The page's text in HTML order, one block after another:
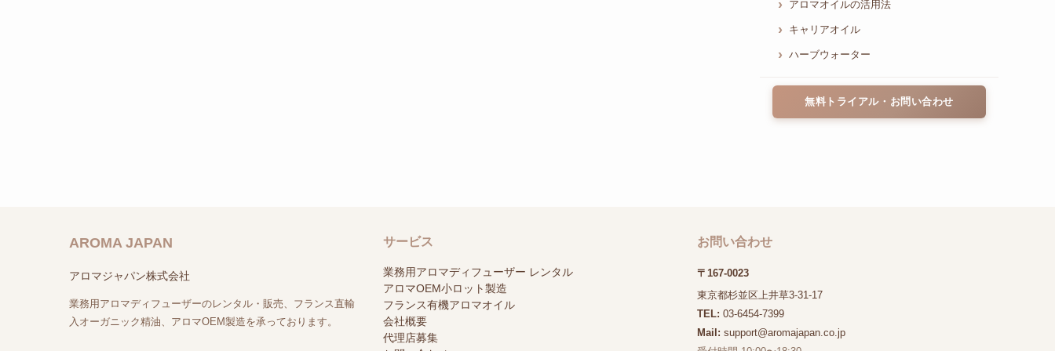
アロマオイルの活用法
キャリアオイル
ハーブウォーター
無料トライアル・お問い合わせ
AROMA JAPAN
アロマジャパン株式会社
業務用アロマディフューザーのレンタル・販売、フランス直輸
入オーガニック精油、アロマOEM製造を承っております。
サービス
業務用アロマディフューザー レンタル
アロマOEM小ロット製造
フランス有機アロマオイル
会社概要
代理店募集
お問い合わせ
〒167-0023
東京都杉並区上井草3-31-17
TEL: 03-6454-7399
Mail: support@aromajapan.co.jp